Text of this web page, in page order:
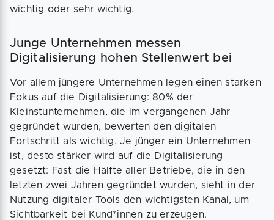
wichtig oder sehr wichtig.
Junge Unternehmen messen
Digitalisierung hohen Stellenwert bei
Vor allem jüngere Unternehmen legen einen starken
Fokus auf die Digitalisierung: 80% der
Kleinstunternehmen, die im vergangenen Jahr
gegründet wurden, bewerten den digitalen
Fortschritt als wichtig. Je jünger ein Unternehmen
ist, desto stärker wird auf die Digitalisierung
gesetzt: Fast die Hälfte aller Betriebe, die in den
letzten zwei Jahren gegründet wurden, sieht in der
Nutzung digitaler Tools den wichtigsten Kanal, um
Sichtbarkeit bei Kund*innen zu erzeugen.